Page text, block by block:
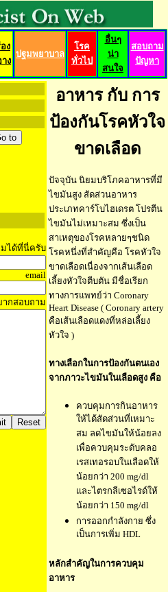
ง
ง
ปฐมพยาบาล
โรค
ทั่วไป
อื่นๆ
น่า
สนใจ
สอบถาม
ปัญหา
ได้ที่นี่ครับ
email
ากสอบถาม
อาหาร กับ การ
ป้องกันโรคหัวใจ
ขาดเลือด
ปัจจุบัน นิยมบริโภคอาหารที่มี
ไขมันสูง สัดส่วนอาหาร
ประเภทคาร์โบไฮเดรต โปรตีน
ไขมันไม่เหมาะสม ซึ่งเป็น
สาเหตุของโรคหลายๆชนิด
โรคหนึ่งที่สำคัญคือ โรคหัวใจ
ขาดเลือดเนื่องจากเส้นเลือด
เลี้ยงหัวใจตีบตัน มีชื่อเรียก
ทางการแพทย์ว่า Coronary
Heart Disease ( Coronary artery
คือเส้นเลือดแดงที่หล่อเลี้ยง
หัวใจ )
ทางเลือกในการป้องกันตนเอง
จากภาวะไขมันในเลือดสูง คือ
ควบคุมการกินอาหาร
ให้ได้สัดส่วนที่เหมาะ
สม ลดไขมันให้น้อยลง
เพื่อควบคุมระดับคลอ
เรสเทอรอบในเลือดให้
น้อยกว่า 200 mg/dl
และไตรกลีเซอไรด์ให้
น้อยกว่า 150 mg/dl
การออกกำลังกาย ซึ่ง
เป็นการเพิ่ม HDL
หลักสำคัญในการควบคุม
อาหาร